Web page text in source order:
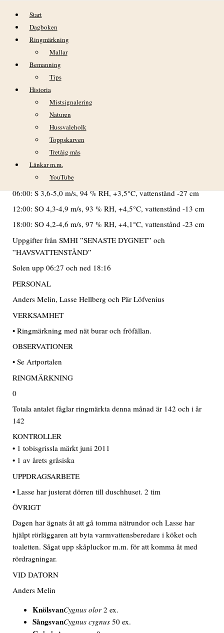
Hoppa till innehåll
Start
Dagboken
Ringmärkning
Mallar
Bemanning
Tips
Historia
Mistsignalering
Naturen
Hussvaleholk
Toppskarven
Tretåig mås
Länkar m.m.
YouTube
onsdag 16 mars
Varmvattenberedare i kök och toalett samt nya kranar på
VÄDER
Klar morgon med S vind. Resten av dagen var solig och skön
06:00: S 3,6-5,0 m/s, 94 % RH, +3,5°C, vattenstånd -27 cm
12:00: SO 4,3-4,9 m/s, 93 % RH, +4,5°C, vattenstånd -13 cm
18:00: SO 4,2-4,6 m/s, 97 % RH, +4,1°C, vattenstånd -23 cm
Uppgifter från SMHI ”SENASTE DYGNET” och
”HAVSVATTENSTÅND”
Solen upp 06:27 och ned 18:16
PERSONAL
Anders Melin, Lasse Hellberg och Pär Löfvenius
VERKSAMHET
• Ringmärkning med nät burar och fröfällan.
OBSERVATIONER
• Se Artportalen
RINGMÄRKNING
0
Totala antalet fåglar ringmärkta denna månad är 142 och i år
142
KONTROLLER
• 1 tobisgrissla märkt juni 2011
• 1 av årets gråsiska
UPPDRAGSARBETE
• Lasse har justerat dörren till duschhuset. 2 tim
ÖVRIGT
Dagen har ägnats åt att gå tomma nätrundor och Lasse har
hjälpt rörläggaren att byta varmvattensberedare i köket och
toaletten. Sågat upp skåpluckor m.m. för att komma åt med
rördragningar.
VID DATORN
Anders Melin
KnölsvanCygnus olor2 ex.
SångsvanCygnus cygnus 50 ex.